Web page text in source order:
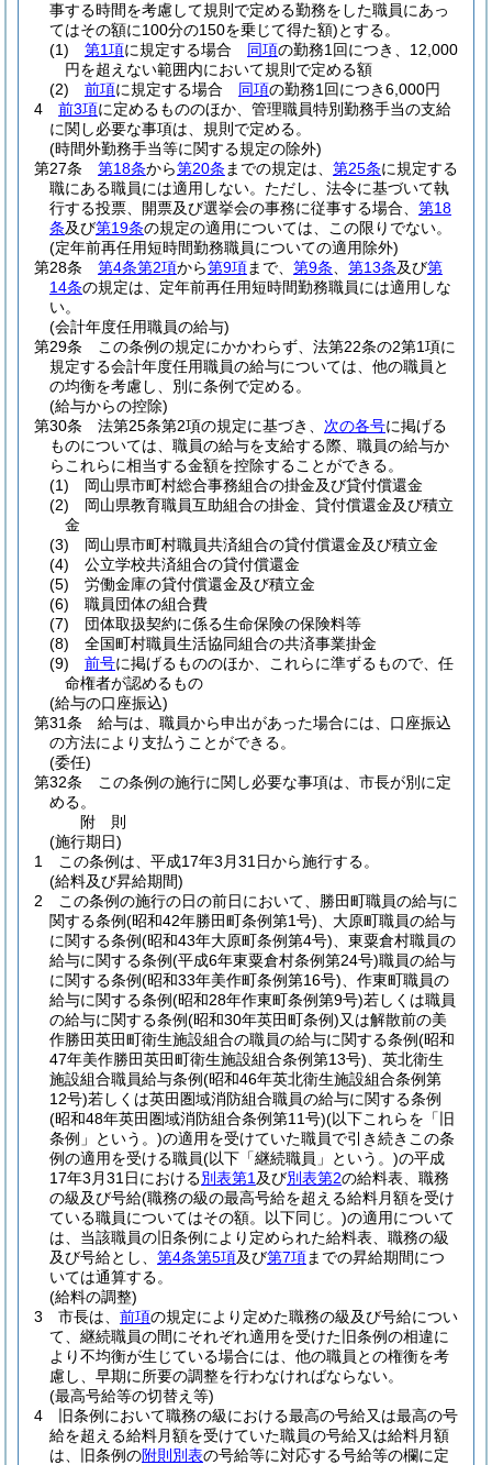
事する時間を考慮して規則で定める勤務をした職員にあっ
てはその額に100分の150を乗じて得た額)とする。
(1)
第1項に規定する場合 同項の勤務1回につき、12,000
円を超えない範囲内において規則で定める額
(2)
前項に規定する場合 同項の勤務1回につき6,000円
4
前3項に定めるもののほか、管理職員特別勤務手当の支給
に関し必要な事項は、規則で定める。
(時間外勤務手当等に関する規定の除外)
第27条
第18条から第20条 までの規定は、 第25条に規定する
職にある職員には適用しない。 ただし、法令に基づいて執
行する投票、開票及び選挙会の事務に従事する場合、 第18
条及び第19条の規定の適用については、この限りでない。
(定年前再任用短時間勤務職員についての適用除外)
第28条
第4条第2項から第9項まで、 第9条 第13条及び第
14条の規定は、定年前再任用短時間勤務職員には適用しな
い。
(会計年度任用職員の給与)
第29条
この条例の規定にかかわらず、法第22条の2第1項に
規定する会計年度任用職員の給与については、他の職員と
の均衡を考慮し、別に条例で定める。
(給与からの控除)
第30条
法第25条第2項の規定に基づき、 次の各号に掲げる
ものについては、職員の給与を支給する際、職員の給与か
らこれらに相当する金額を控除することができる。
(1)
岡山県市町村総合事務組合の掛金及び貸付償還金
(2)
岡山県教育職員互助組合の掛金、貸付償還金及び積立
金
(3)
岡山県市町村職員共済組合の貸付償還金及び積立金
(4)
公立学校共済組合の貸付償還金
(5)
労働金庫の貸付償還金及び積立金
(6)
職員団体の組合費
(7)
団体取扱契約に係る生命保険の保険料等
(8)
全国町村職員生活協同組合の共済事業掛金
(9)
前号に掲げるもののほか、これらに準ずるもので、任
命権者が認めるもの
(給与の口座振込)
第31条
給与は、職員から申出があった場合には、口座振込
の方法により支払うことができる。
(委任)
第32条
この条例の施行に関し必要な事項は、市長が別に定
める。
附 則
(施行期日)
1
この条例は、平成17年3月31日から施行する。
(給料及び昇給期間)
2
この条例の施行の日の前日において、勝田町職員の給与に
関する条例(昭和42年勝田町条例第1号) 、大原町職員の給与
に関する条例(昭和43年大原町条例第4号) 、東粟倉村職員の
給与に関する条例(平成6年東粟倉村条例第24号)職員の給与
に関する条例(昭和33年美作町条例第16号) 、作東町職員の
給与に関する条例(昭和28年作東町条例第9号)若しくは職員
の給与に関する条例(昭和30年英田町条例)又は解散前の美
作勝田英田町衛生施設組合の職員の給与に関する条例(昭和
47年美作勝田英田町衛生施設組合条例第13号) 、英北衛生
施設組合職員給与条例(昭和46年英北衛生施設組合条例第
12号)若しくは英田圏域消防組合職員の給与に関する条例
(昭和48年英田圏域消防組合条例第11号)(以下これらを「旧
条例」という。)の適用を受けていた職員で引き続きこの条
例の適用を受ける職員(以下「継続職員」という。)の平成
17年3月31日における別表第1 及び別表第2の給料表、職務
の級及び号給(職務の級の最高号給を超える給料月額を受け
ている職員についてはその額。以下同じ。)の適用について
は、当該職員の旧条例により定められた給料表、職務の級
及び号給とし、 第4条第5項及び第7項までの昇給期間につ
いては通算する。
(給料の調整)
3
市長は、 前項の規定により定めた職務の級及び号給につい
て、継続職員の間にそれぞれ適用を受けた旧条例の相違に
より不均衡が生じている場合には、他の職員との権衡を考
慮し、早期に所要の調整を行わなければならない。
(最高号給等の切替え等)
4
旧条例において職務の級における最高の号給又は最高の号
給を超える給料月額を受けていた職員の号給又は給料月額
は、旧条例の附則別表の号給等に対応する号給等の欄に定